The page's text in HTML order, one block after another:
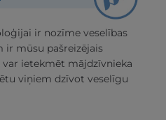
ir nozīme veselības
ir mūsu pašreizējais
ietekmēt mājdzīvnieka
viņiem dzīvot veselīgu